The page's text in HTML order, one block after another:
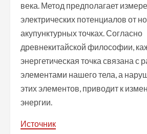
века. Метод предполагает
электрических потенциалов от
акупунктурных точках. Согласно
древнекитайской философии,
энергетическая точка связана с
элементами нашего тела, а
этих элементов, приводит к
энергии.
Источник